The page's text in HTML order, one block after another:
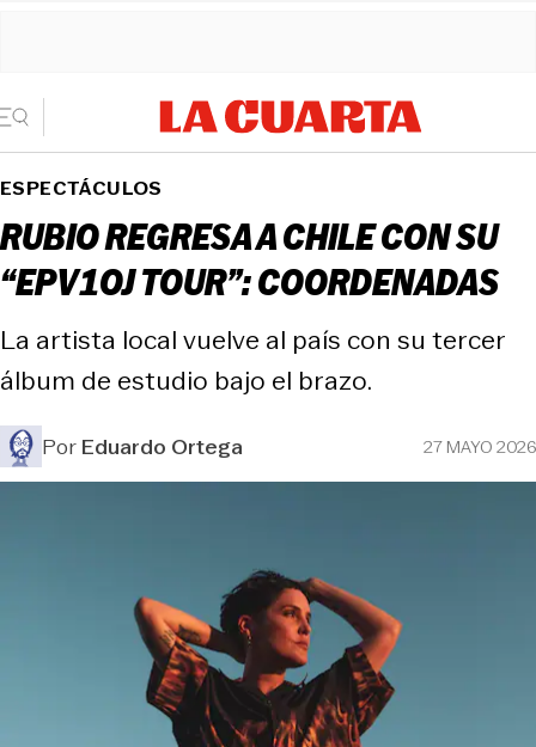
ESPECTÁCULOS
RUBIO REGRESA A CHILE CON SU
“EPV1OJ TOUR”: COORDENADAS
La artista local vuelve al país con su tercer
álbum de estudio bajo el brazo.
PorEduardo Ortega 27 MAYO 2026